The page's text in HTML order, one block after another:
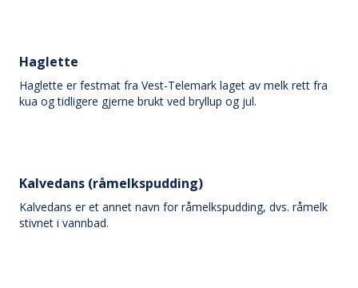
Haglette
Haglette er festmat fra Vest-Telemark laget av melk rett fra
kua og tidligere gjerne brukt ved bryllup og jul.
Kalvedans (råmelkspudding)
Kalvedans er et annet navn for råmelkspudding, dvs. råmelk
stivnet i vannbad.